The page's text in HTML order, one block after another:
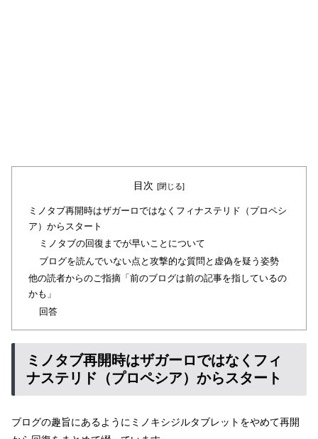
目次
ミノタブ再開時はザガーロではなくフィナステリド（プロペシ
ア）からスタート
ミノタブの回復までが早いことについて
ブログを読んでいない点と攻撃的な質問と虚偽を疑う姿勢
他の読者からのご指摘「前のブログは前の記事を指しているの
かも」
回答
ミノタブ再開時はザガーロではなくフィ
ナステリド（プロペシア）からスタート
ブログの趣旨にあるようにミノキシジルタブレットをやめて再開